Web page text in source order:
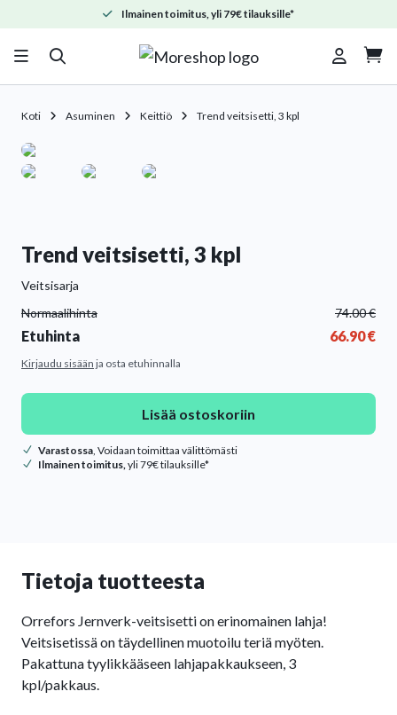
Ilmainen toimitus, yli 79€ tilauksille*

Koti Asuminen Keittiö Trend veitsisetti, 3 kpl
Trend veitsisetti, 3 kpl
Veitsisarja
Normaalihinta
74.00€
Etuhinta 66.90€
Kirjaudu sisään ja osta etuhinnalla
Lisää ostoskoriin
Varastossa, Voidaan toimittaa välittömästi
Ilmainen toimitus,yli 79€ tilauksille*
Tietoja tuotteesta
Orrefors Jernverk-veitsisetti on erinomainen lahja!
Veitsisetissä on täydellinen muotoilu teriä myöten.
Pakattuna tyylikkääseen lahjapakkaukseen, 3
kpl/pakkaus.